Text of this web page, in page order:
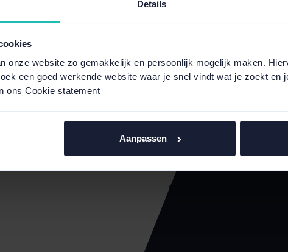
Details
onze website zo gemakkelijk en persoonlijk mogelijk maken.
een goed werkende website waar je snel vindt wat je zoekt en
ons Cookie statement
Aanpassen
zijn de snelste routes
gasprijs
Lees hier meer over de
ontwikkelingen van de
Lees verder
Zo